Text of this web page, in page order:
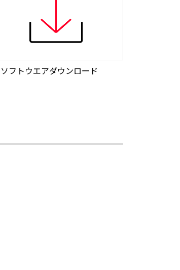
ソフトウエアダウンロード